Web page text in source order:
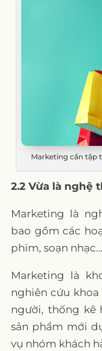
Marketing cần tập
2.2 Vừa là nghệ
Marketing là
bao gồm các
phim, soạn nhạc…
Marketing là
nghiên cứu
người, thống kê
sản phẩm mới
vụ nhóm khách